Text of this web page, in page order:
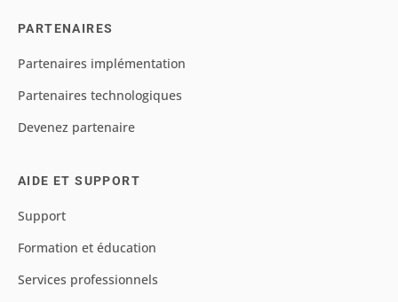
PARTENAIRES
Partenaires implémentation
Partenaires technologiques
Devenez partenaire
AIDE ET SUPPORT
Support
Formation et éducation
Services professionnels